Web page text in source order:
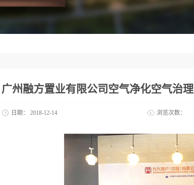
广州融方置业有限公司空气净化空气治理
日期： 2018-12-14 浏览次数：